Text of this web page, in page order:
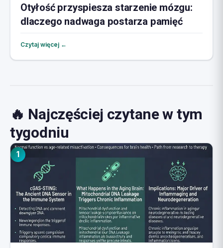
Otyłość przyspiesza starzenie mózgu:
dlaczego nadwaga postarza pamięć
Czytaj więcej ←
🔥 Najczęściej czytane w tym
tygodniu
1